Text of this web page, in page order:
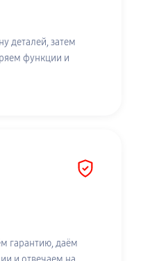
деталей, затем
функции и
гарантию, даём